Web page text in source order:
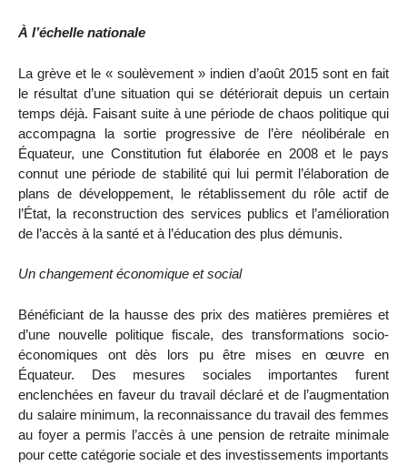
À l’échelle nationale
La grève et le « soulèvement » indien d’août 2015 sont en fait
le résultat d’une situation qui se détériorait depuis un certain
temps déjà. Faisant suite à une période de chaos politique qui
accompagna la sortie progressive de l’ère néolibérale en
Équateur, une Constitution fut élaborée en 2008 et le pays
connut une période de stabilité qui lui permit l’élaboration de
plans de développement, le rétablissement du rôle actif de
l’État, la reconstruction des services publics et l’amélioration
de l’accès à la santé et à l’éducation des plus démunis.
Un changement économique et social
Bénéficiant de la hausse des prix des matières premières et
d’une nouvelle politique fiscale, des transformations socio-
économiques ont dès lors pu être mises en œuvre en
Équateur. Des mesures sociales importantes furent
enclenchées en faveur du travail déclaré et de l’augmentation
du salaire minimum, la reconnaissance du travail des femmes
au foyer a permis l’accès à une pension de retraite minimale
pour cette catégorie sociale et des investissements importants